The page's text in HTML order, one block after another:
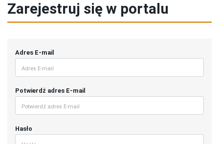
Zarejestruj się w portalu
Adres E-mail
Potwierdź adres E-mail
Hasło